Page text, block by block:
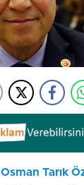
Osman Tarık